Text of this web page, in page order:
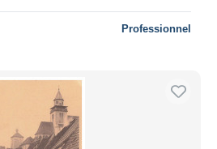
Professionnel